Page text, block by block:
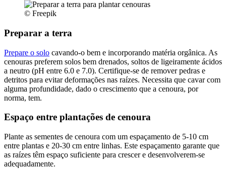
© Freepik
Preparar a terra
Prepare o solo cavando-o bem e incorporando matéria orgânica. As
cenouras preferem solos bem drenados, soltos de ligeiramente ácidos
a neutro (pH entre 6.0 e 7.0). Certifique-se de remover pedras e
detritos para evitar deformações nas raízes. Necessita que cavar com
alguma profundidade, dado o crescimento que a cenoura, por
norma, tem.
Espaço entre plantações de cenoura
Plante as sementes de cenoura com um espaçamento de 5-10 cm
entre plantas e 20-30 cm entre linhas. Este espaçamento garante que
as raízes têm espaço suficiente para crescer e desenvolverem-se
adequadamente.